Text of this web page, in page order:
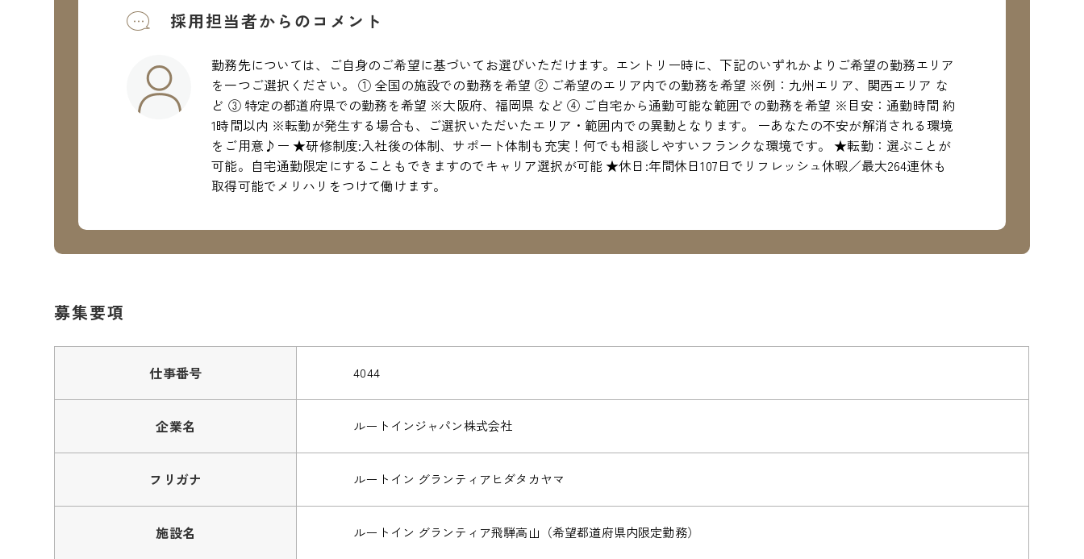
採用担当者からのコメント
勤務先については、ご自身のご希望に基づいてお選びいただけます。エントリー時に、下記のいずれかよりご希望の勤務エリア
を一つご選択ください。 ① 全国の施設での勤務を希望 ② ご希望のエリア内での勤務を希望 ※例：九州エリア、関西エリア な
ど ③ 特定の都道府県での勤務を希望 ※大阪府、福岡県 など ④ ご自宅から通勤可能な範囲での勤務を希望 ※目安：通勤時間 約
1時間以内 ※転勤が発生する場合も、ご選択いただいたエリア・範囲内での異動となります。 ーあなたの不安が解消される環境
をご用意♪ー ★研修制度:入社後の体制、サポート体制も充実！何でも相談しやすいフランクな環境です。 ★転勤：選ぶことが
可能。自宅通勤限定にすることもできますのでキャリア選択が可能 ★休日:年間休日107日でリフレッシュ休暇／最大264連休も
取得可能でメリハリをつけて働けます。
募集要項
仕事番号 4044
企業名 ルートインジャパン株式会社
フリガナ ルートイン グランティアヒダタカヤマ
施設名 ルートイン グランティア飛騨高山（希望都道府県内限定勤務）